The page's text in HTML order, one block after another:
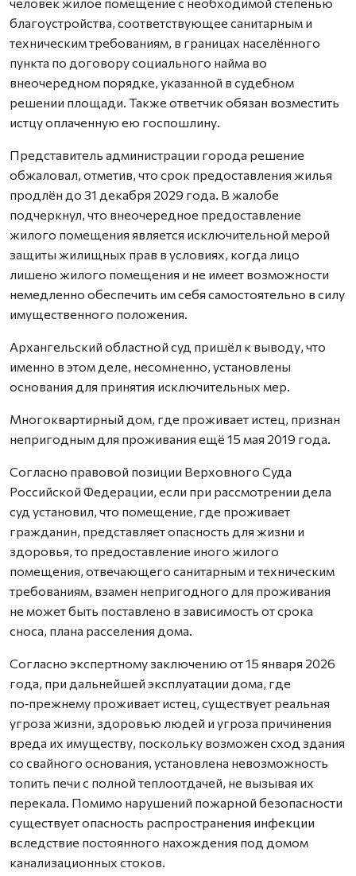
благоустройства, соответствующее санитарным и
техническим требованиям, в границах населённого
пункта по договору социального найма во
внеочередном порядке, указанной в судебном
решении площади. Также ответчик обязан возместить
истцу оплаченную ею госпошлину.
Представитель администрации города решение
обжаловал, отметив, что срок предоставления жилья
продлён до 31 декабря 2029 года. В жалобе
подчеркнул, что внеочередное предоставление
жилого помещения является исключительной мерой
защиты жилищных прав в условиях, когда лицо
лишено жилого помещения и не имеет возможности
немедленно обеспечить им себя самостоятельно в силу
имущественного положения.
Архангельский областной суд пришёл к выводу, что
именно в этом деле, несомненно, установлены
основания для принятия исключительных мер.
Многоквартирный дом, где проживает истец, признан
непригодным для проживания ещё 15 мая 2019 года.
Согласно правовой позиции Верховного Суда
Российской Федерации, если при рассмотрении дела
суд установил, что помещение, где проживает
гражданин, представляет опасность для жизни и
здоровья, то предоставление иного жилого
помещения, отвечающего санитарным и техническим
требованиям, взамен непригодного для проживания
не может быть поставлено в зависимость от срока
сноса, плана расселения дома.
Согласно экспертному заключению от 15 января 2026
года, при дальнейшей эксплуатации дома, где
по‑прежнему проживает истец, существует реальная
угроза жизни, здоровью людей и угроза причинения
вреда их имуществу, поскольку возможен сход здания
со свайного основания, установлена невозможность
топить печи с полной теплоотдачей, не вызывая их
перекала. Помимо нарушений пожарной безопасности
существует опасность распространения инфекции
вследствие постоянного нахождения под домом
канализационных стоков.